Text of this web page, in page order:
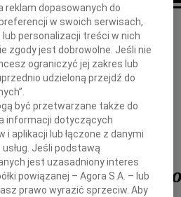
Z głębokim żalem i smutkiem
przyjęliśmy wiadomość o śmierci
profesora
reklam dopasowanych do
w swoich serwisach,
personalizacji treści w nich
zgody jest dobrowolne. Jeśli nie
ograniczyć jej zakres lub
udzieloną przejdź do
być przetwarzane także do
informacji dotyczących
aplikacji lub łączone z danymi
Jeśli podstawą
jest uzasadniony interes
powiązanej – Agora S.A. – lub
prawo wyrazić sprzeciw. Aby